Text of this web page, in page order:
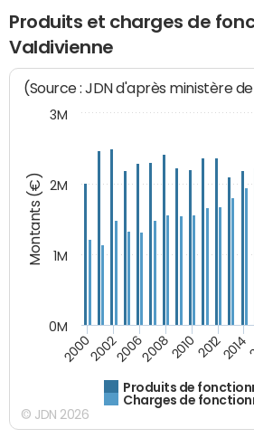
Produits et charges de
Valdivienne
Montants (€)
(Source : JDN d'après ministère
Produits de
Charges de
2000200220062008201020122014
0M
1M
2M
3M
© JDN 2026